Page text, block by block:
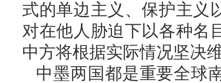
式的单边主义、保护主义
对在他人胁迫下以各种名
中方将根据实际情况坚决
中墨两国都是重要全球